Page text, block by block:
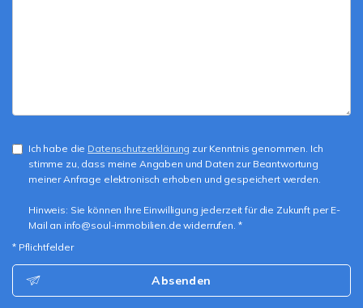
Ich habe die Datenschutzerklärung zur Kenntnis genommen. Ich
stimme zu, dass meine Angaben und Daten zur Beantwortung
meiner Anfrage elektronisch erhoben und gespeichert werden.
Hinweis: Sie können Ihre Einwilligung jederzeit für die Zukunft per E-
Mail an info@soul-immobilien.de widerrufen. *
* Pflichtfelder
Absenden